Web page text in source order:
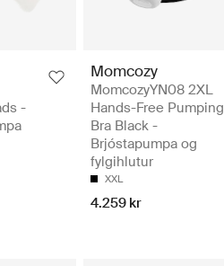
-
Momcozy
MomcozyYN08 2XL
Hands-Free Pumping
Bra Black -
Brjóstapumpa og
fylgihlutur
XXL
4.259 kr